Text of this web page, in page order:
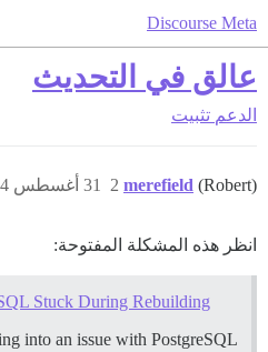
Discourse Meta
عالق في التحديث
الدعم تثبيت
merefield (Robert) 31 أغسطس 2024، 7:36م 2
انظر هذه المشكلة المفتوحة:
Stuck During Rebuilding
into an issue with PostgreSQL